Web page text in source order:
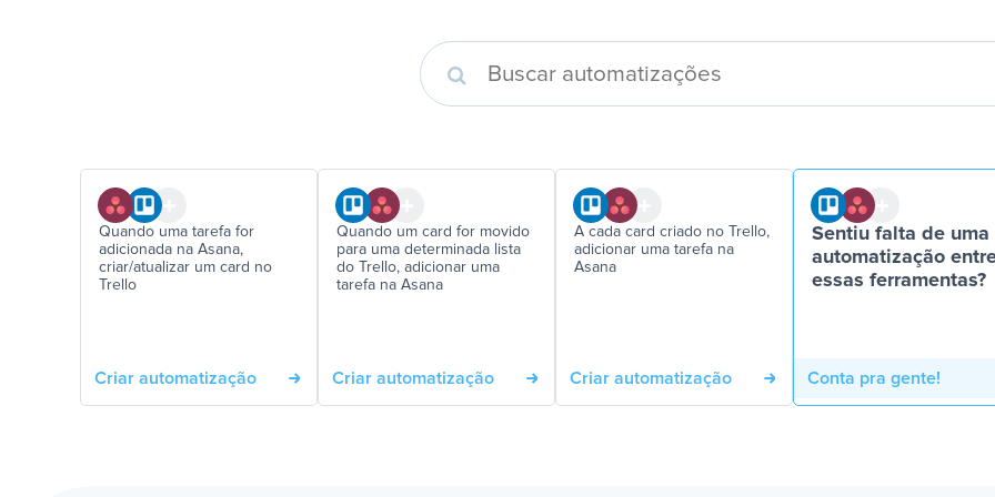
Quando uma tarefa for
adicionada na Asana,
criar/atualizar um card no
Trello
Criar automatização
Quando um card for movido
para uma determinada lista
do Trello, adicionar uma
tarefa na Asana
Criar automatização
A cada card criado no Trello,
adicionar uma tarefa na
Asana
Criar automatização
Sentiu falta de uma
automatização
essas ferramentas?
Conta pra gente!